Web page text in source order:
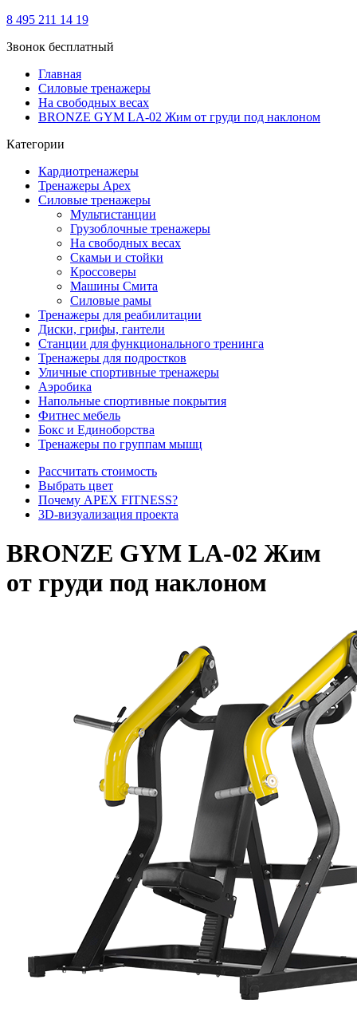
8 495 211 14 19
Звонок бесплатный
Главная
Силовые тренажеры
На свободных весах
BRONZE GYM LA-02 Жим от груди под наклоном
Категории
Кардиотренажеры
Тренажеры Apex
Силовые тренажеры
Мультистанции
Грузоблочные тренажеры
На свободных весах
Скамьи и стойки
Кроссоверы
Машины Смита
Силовые рамы
Тренажеры для реабилитации
Диски, грифы, гантели
Станции для функционального тренинга
Тренажеры для подростков
Уличные спортивные тренажеры
Аэробика
Напольные спортивные покрытия
Фитнес мебель
Бокс и Единоборства
Тренажеры по группам мышц
Рассчитать стоимость
Выбрать цвет
Почему APEX FITNESS?
3D-визуализация проекта
BRONZE GYM LA-02 Жим
от груди под наклоном